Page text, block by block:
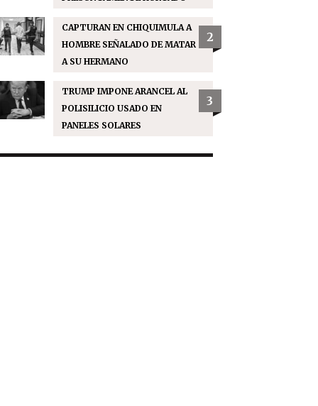
CAPTURAN EN CHIQUIMULA A
HOMBRE SEÑALADO DE MATAR
A SU HERMANO
2
TRUMP IMPONE ARANCEL AL
POLISILICIO USADO EN
PANELES SOLARES
3